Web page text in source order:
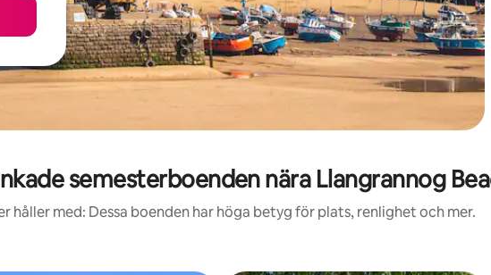
semesterboenden nära Llangrannog
håller med: Dessa boenden har höga betyg för plats, renlighet och mer.